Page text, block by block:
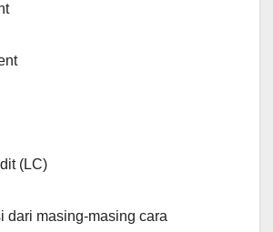
(LC)
dari masing-masing cara